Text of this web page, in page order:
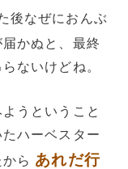
後なぜにおんぶ
かぬと、最終
ないけどね。
うということ
ハーベスター
ら あれだ行